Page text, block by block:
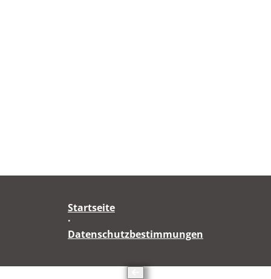
Startseite
·
Datenschutzbestimmungen